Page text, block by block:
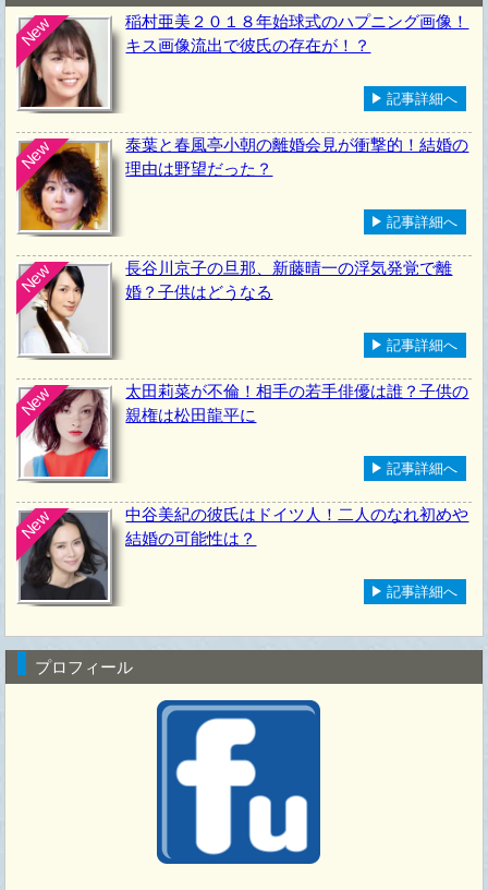
New
稲村亜美２０１８年始球式のハプニング画像！
キス画像流出で彼氏の存在が！？
記事詳細へ
New
泰葉と春風亭小朝の離婚会見が衝撃的！結婚の
理由は野望だった？
記事詳細へ
New
長谷川京子の旦那、新藤晴一の浮気発覚で離
婚？子供はどうなる
記事詳細へ
New
太田莉菜が不倫！相手の若手俳優は誰？子供の
親権は松田龍平に
記事詳細へ
New
中谷美紀の彼氏はドイツ人！二人のなれ初めや
結婚の可能性は？
記事詳細へ
プロフィール